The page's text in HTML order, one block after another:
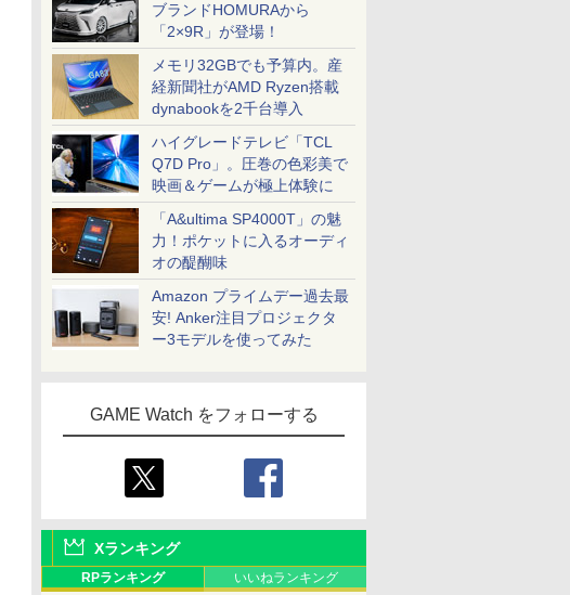
ブランドHOMURAから
「2×9R」が登場！
メモリ32GBでも予算内。産
経新聞社がAMD Ryzen搭載
dynabookを2千台導入
ハイグレードテレビ「TCL
Q7D Pro」。圧巻の色彩美で
映画＆ゲームが極上体験に
「A&ultima SP4000T」の魅
力！ポケットに入るオーディ
オの醍醐味
Amazon プライムデー過去最
安! Anker注目プロジェクタ
ー3モデルを使ってみた
GAME Watch をフォローする
Xランキング
RPランキング いいねランキング